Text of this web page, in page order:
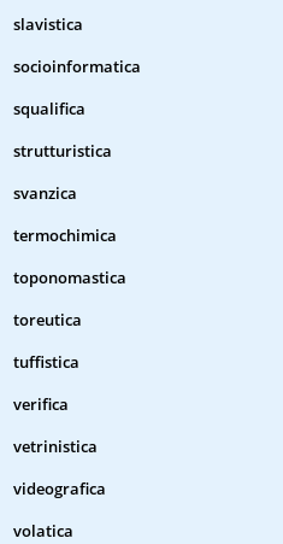
slavistica
socioinformatica
squalifica
strutturistica
svanzica
termochimica
toponomastica
toreutica
tuffistica
verifica
vetrinistica
videografica
volatica